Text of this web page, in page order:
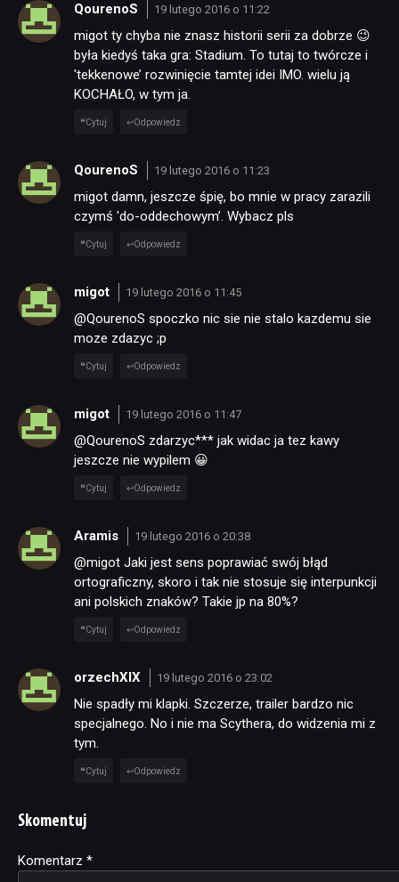
QourenoS 19 lutego 2016 o 11:22
migot ty chyba nie znasz historii serii za dobrze 😉
była kiedyś taka gra: Stadium. To tutaj to twórcze i
'tekkenowe’ rozwinięcie tamtej idei IMO. wielu ją
KOCHAŁO, w tym ja.
Cytuj Odpowiedz
QourenoS 19 lutego 2016 o 11:23
migot damn, jeszcze śpię, bo mnie w pracy zarazili
czymś 'do-oddechowym’. Wybacz pls
Cytuj Odpowiedz
migot 19 lutego 2016 o 11:45
@QourenoS spoczko nic sie nie stalo kazdemu sie
moze zdazyc ;p
Cytuj Odpowiedz
migot 19 lutego 2016 o 11:47
@QourenoS zdarzyc*** jak widac ja tez kawy
jeszcze nie wypilem 😀
Cytuj Odpowiedz
Aramis 19 lutego 2016 o 20:38
@migot Jaki jest sens poprawiać swój błąd
ortograficzny, skoro i tak nie stosuje się interpunkcji
ani polskich znaków? Takie jp na 80%?
Cytuj Odpowiedz
orzechXIX 19 lutego 2016 o 23:02
Nie spadły mi klapki. Szczerze, trailer bardzo nic
specjalnego. No i nie ma Scythera, do widzenia mi z
tym.
Cytuj Odpowiedz
Skomentuj
Komentarz *
Alternative: